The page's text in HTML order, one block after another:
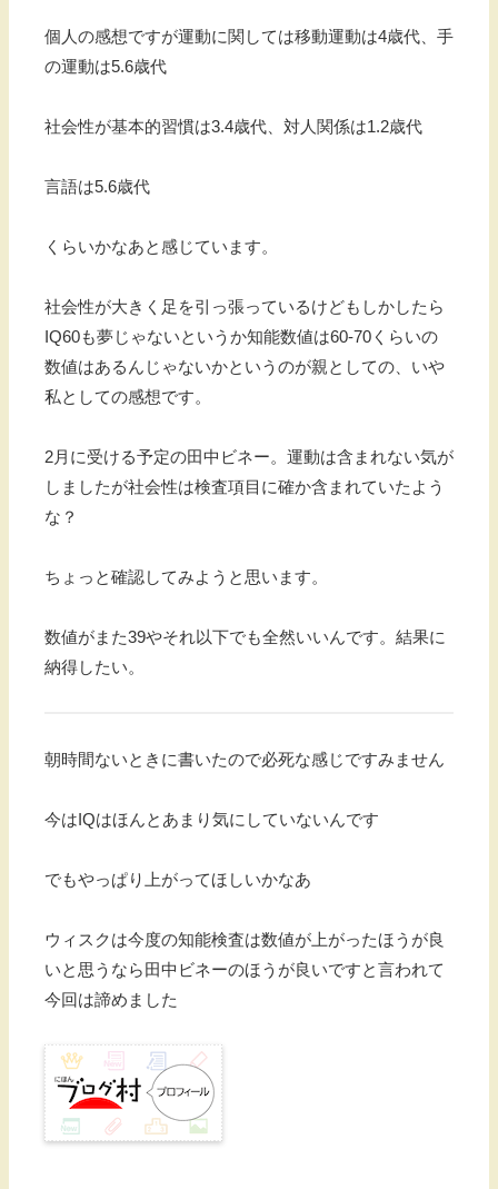
個人の感想ですが運動に関しては移動運動は4歳代、手
の運動は5.6歳代
社会性が基本的習慣は3.4歳代、対人関係は1.2歳代
言語は5.6歳代
くらいかなあと感じています。
社会性が大きく足を引っ張っているけどもしかしたら
IQ60も夢じゃないというか知能数値は60-70くらいの
数値はあるんじゃないかというのが親としての、いや
私としての感想です。
2月に受ける予定の田中ビネー。運動は含まれない気が
しましたが社会性は検査項目に確か含まれていたよう
な？
ちょっと確認してみようと思います。
数値がまた39やそれ以下でも全然いいんです。結果に
納得したい。
朝時間ないときに書いたので必死な感じですみません
今はIQはほんとあまり気にしていないんです
でもやっぱり上がってほしいかなあ
ウィスクは今度の知能検査は数値が上がったほうが良
いと思うなら田中ビネーのほうが良いですと言われて
今回は諦めました